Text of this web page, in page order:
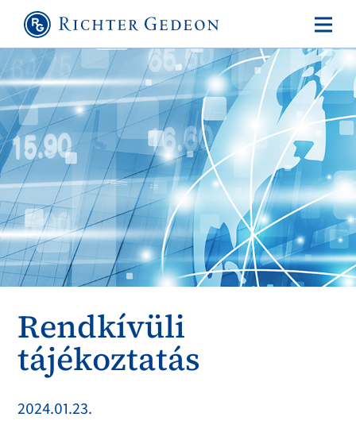
Rendkívüli
tájékoztatás
2024.01.23.